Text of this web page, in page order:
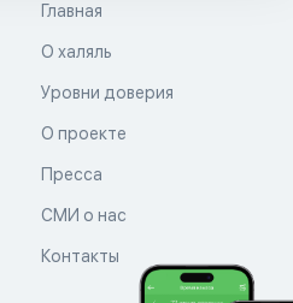
Главная
О халяль
Уровни доверия
О проекте
Пресса
СМИ о нас
Контакты